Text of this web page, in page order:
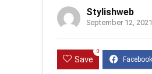
Stylishweb
September 12, 2021
Save
0